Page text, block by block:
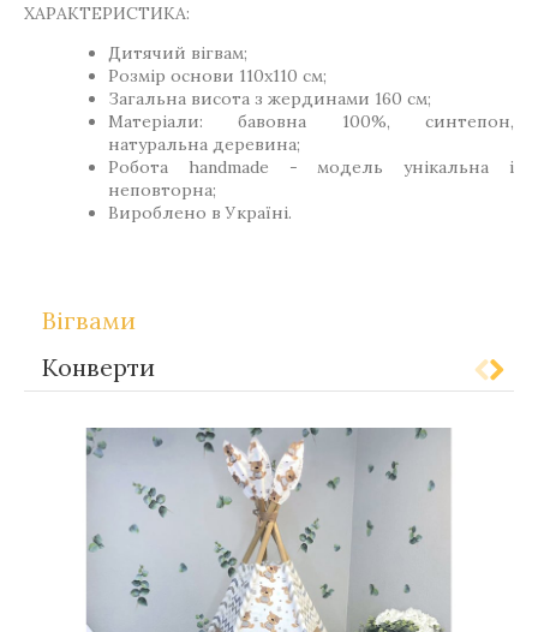
ХАРАКТЕРИСТИКА:
Дитячий вігвам;
Розмір основи 110х110 см;
Загальна висота з жердинами 160 см;
Матеріали: бавовна 100%, синтепон,
натуральна деревина;
Робота handmade - модель унікальна і
неповторна;
Вироблено в Україні.
Вігвами
Конверти